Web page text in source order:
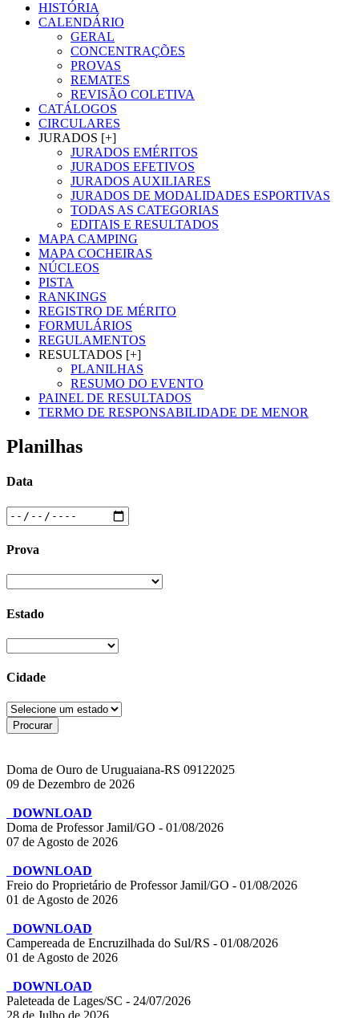
HISTÓRIA
CALENDÁRIO
GERAL
CONCENTRAÇÕES
PROVAS
REMATES
REVISÃO COLETIVA
CATÁLOGOS
CIRCULARES
JURADOS [+]
JURADOS EMÉRITOS
JURADOS EFETIVOS
JURADOS AUXILIARES
JURADOS DE MODALIDADES ESPORTIVAS
TODAS AS CATEGORIAS
EDITAIS E RESULTADOS
MAPA CAMPING
MAPA COCHEIRAS
NÚCLEOS
PISTA
RANKINGS
REGISTRO DE MÉRITO
FORMULÁRIOS
REGULAMENTOS
RESULTADOS [+]
PLANILHAS
RESUMO DO EVENTO
PAINEL DE RESULTADOS
TERMO DE RESPONSABILIDADE DE MENOR
Planilhas
Data
Prova
Estado
Cidade
Doma de Ouro de Uruguaiana-RS 09122025
09 de Dezembro de 2026
DOWNLOAD
Doma de Professor Jamil/GO - 01/08/2026
07 de Agosto de 2026
DOWNLOAD
Freio do Proprietário de Professor Jamil/GO - 01/08/2026
01 de Agosto de 2026
DOWNLOAD
Campereada de Encruzilhada do Sul/RS - 01/08/2026
01 de Agosto de 2026
DOWNLOAD
Paleteada de Lages/SC - 24/07/2026